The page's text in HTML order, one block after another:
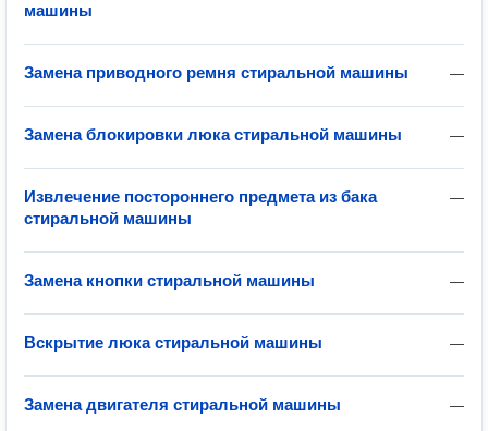
машины
—
Замена приводного ремня стиральной машины
—
Замена блокировки люка стиральной машины
—
Извлечение постороннего предмета из бака
стиральной машины
—
Замена кнопки стиральной машины
—
Вскрытие люка стиральной машины
—
Замена двигателя стиральной машины